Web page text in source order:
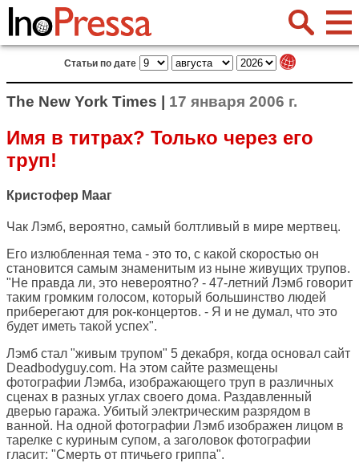
Статьи по дате
The New York Times | 17 января 2006 г.
Имя в титрах? Только через его
труп!
Кристофер Мааг
Чак Лэмб, вероятно, самый болтливый в мире мертвец.
Его излюбленная тема - это то, с какой скоростью он
становится самым знаменитым из ныне живущих трупов.
"Не правда ли, это невероятно? - 47-летний Лэмб говорит
таким громким голосом, который большинство людей
приберегают для рок-концертов. - Я и не думал, что это
будет иметь такой успех".
Лэмб стал "живым трупом" 5 декабря, когда основал сайт
Deadbodyguy.com. На этом сайте размещены
фотографии Лэмба, изображающего труп в различных
сценах в разных углах своего дома. Раздавленный
дверью гаража. Убитый электрическим разрядом в
ванной. На одной фотографии Лэмб изображен лицом в
тарелке с куриным супом, а заголовок фотографии
гласит: "Смерть от птичьего гриппа".